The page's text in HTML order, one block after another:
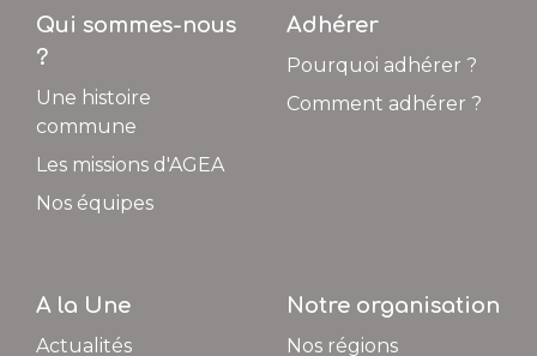
Qui sommes-nous
?
Une histoire
commune
Les missions d'AGEA
Nos équipes
Adhérer
Pourquoi adhérer ?
Comment adhérer ?
A la Une
Actualités
Notre organisation
Nos régions